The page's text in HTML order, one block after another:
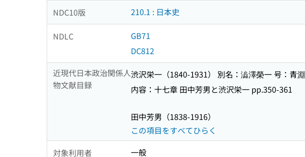
NDC10版 210.1 : 日本史
NDLC
GB71
DC812
近現代日本政治関係人
物文献目録
渋沢栄一（1840-1931） 別名：澁澤榮一 号：青淵
内容：十七章 田中芳男と渋沢栄一 pp.350-361
田中芳男（1838-1916）
この項目をすべてひらく
対象利用者
一般